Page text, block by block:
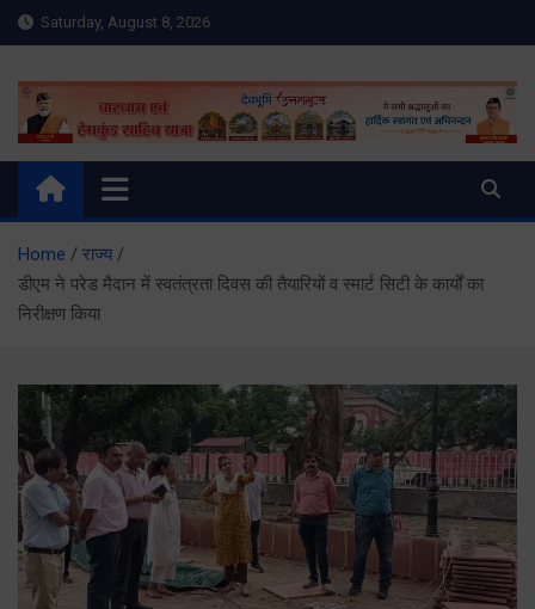
Skip
to
Saturday, August 8, 2026
Meru Raibar | Uttarakhand
News | Uttarkashi News
meruraibar.com
Home
राज्य
डीएम ने परेड मैदान में स्वतंत्रता दिवस की तैयारियों व स्मार्ट सिटी के कार्यों का
निरीक्षण किया